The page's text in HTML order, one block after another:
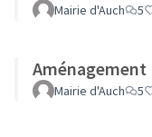
Mairie d'Auch 5
Mairie d'Auch 5